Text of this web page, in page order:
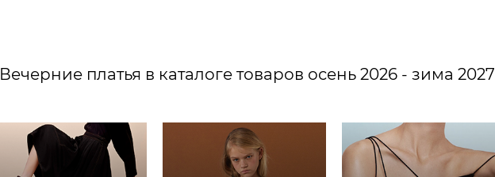
Вечерние платья в каталоге товаров осень 2026 - зима 2027